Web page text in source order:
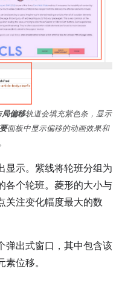
偏移轨道会填充紫色条，显示
面板中显示偏移的动画效果和
显示。紫线将轮班分组为
各个轮班。菱形的大小与
关注变化幅度最大的数
弹出式窗口，其中包含该
位移。